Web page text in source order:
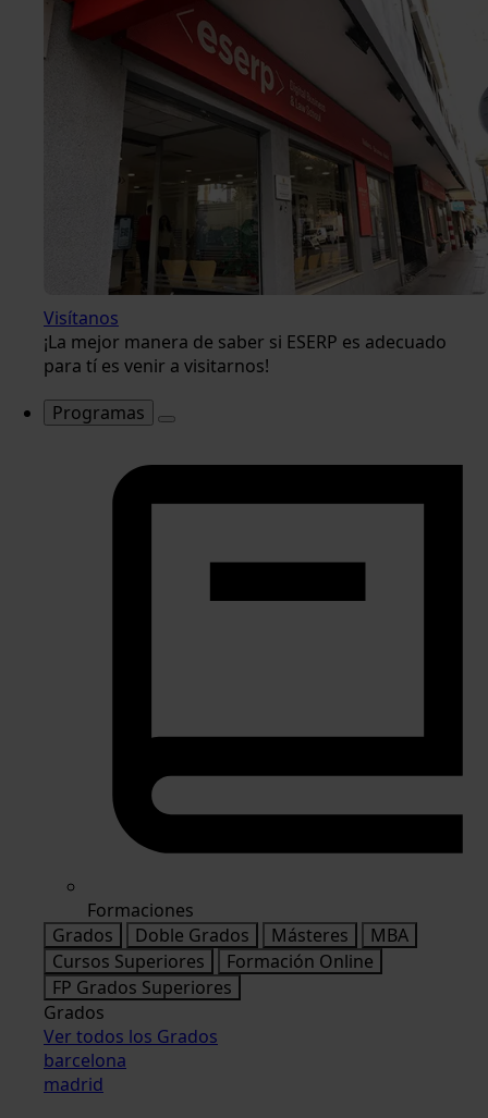
Visítanos
¡La mejor manera de saber si ESERP es adecuado
para tí es venir a visitarnos!
Programas
Formaciones
Grados
Doble Grados Másteres
MBA
Cursos Superiores
Formación Online
FP Grados Superiores
Grados
Ver todos los Grados
barcelona
madrid